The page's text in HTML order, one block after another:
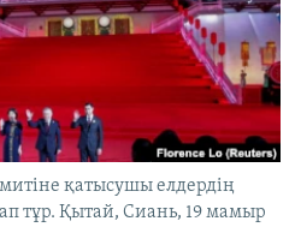
қатысушы елдердің
тұр. Қытай, Сиань, 19 мамыр